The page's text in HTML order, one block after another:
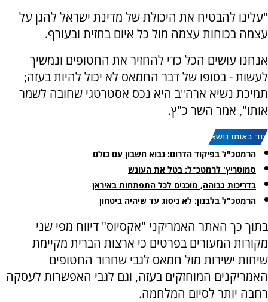
"עלינו להבטיח את היכולת של מדינת ישראל להגן על
עצמה בכוחות עצמה מול כל איום בחזית ובעורף.
אנחנו עושים הכל כדי להחזיר את החטופים ונמשיך
לעשות - בסופו של דבר החמאס לא יכול להיות בעזה;
תמיכת נשיא ארה"ב היא נכס אסטרטגי שחובה לשמר
אותו", אמר השר כ"ץ.
עוד באותו נושא:
הרמטכ"ל בפיקוד הדרום: נבוא חשבון עם כולם
סמוטריץ' לרמטכ"ל: בטל את העונש
בדריכות גבוהה, מוכנים לכל התפתחות באיראן
הרמטכ"ל בלבנון: לא ניסוג עד שיהיה ביטחון
בתוך כך האתר האמריקני "אקסיוס" דיווח מפי שני
מקורות המעורים בפרטים כי ארצות הברית מקיימת
שיחות ישירות מול חמאס לגבי שחרור החטופים
האמריקנים המוחזקים בעזה, וגם לגבי האפשרות לעסקה
רחבה יותר לסיום המלחמה.